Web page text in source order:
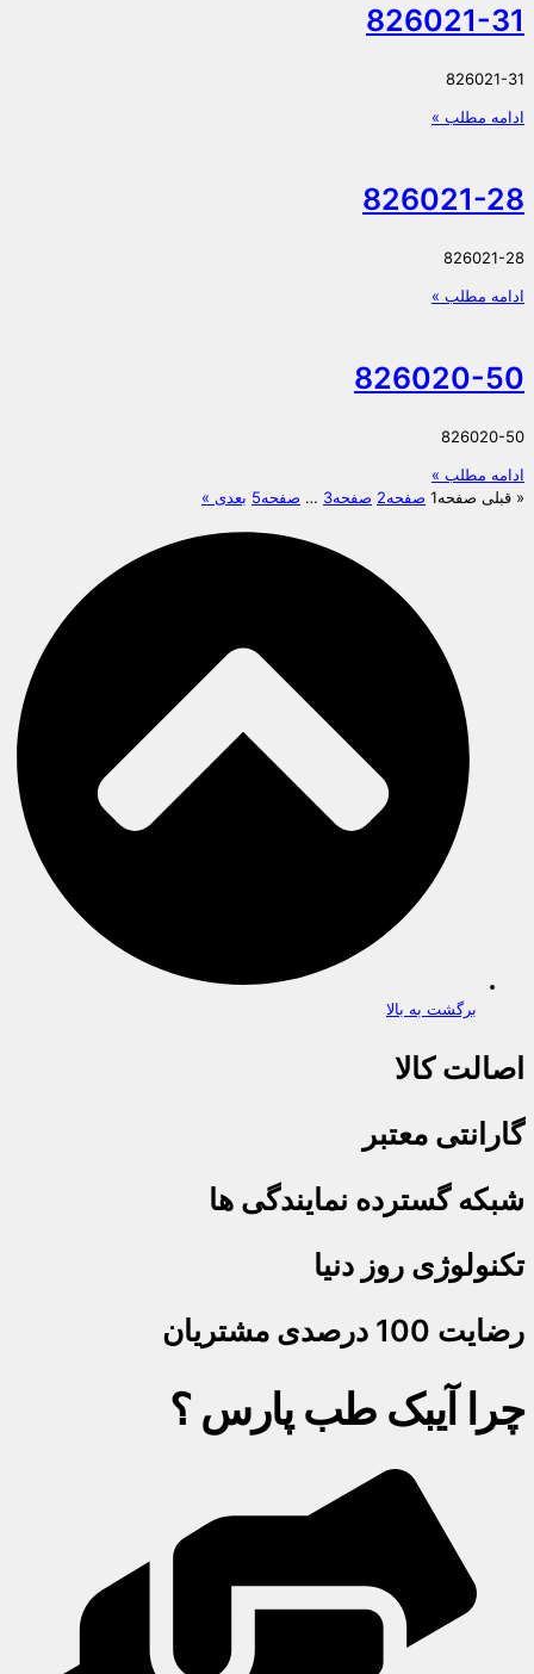
826021-31
826021-31
ادامه مطلب »
826021-28
826021-28
ادامه مطلب »
826020-50
826020-50
ادامه مطلب »
« قبلی صفحه1 صفحه2 صفحه3
… صفحه5 بعدی »
برگشت به بالا
اصالت کالا
گارانتی معتبر
شبکه گسترده نمایندگی ها
تکنولوژی روز دنیا
رضایت 100 درصدی مشتریان
چرا آیبک طب پارس ؟